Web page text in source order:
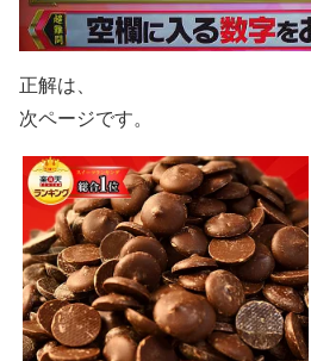
正解は、
次ページです。